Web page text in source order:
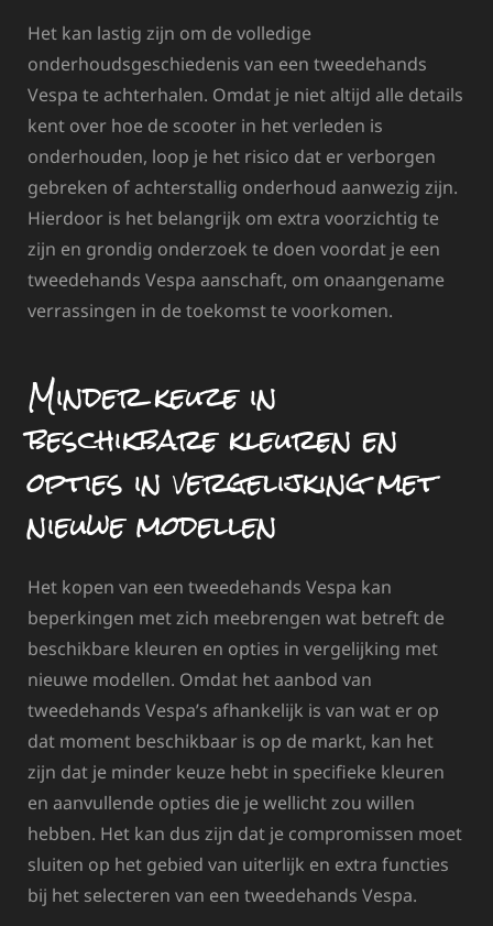
Het kan lastig zijn om de volledige
onderhoudsgeschiedenis van een tweedehands
Vespa te achterhalen. Omdat je niet altijd alle details
kent over hoe de scooter in het verleden is
onderhouden, loop je het risico dat er verborgen
gebreken of achterstallig onderhoud aanwezig zijn.
Hierdoor is het belangrijk om extra voorzichtig te
zijn en grondig onderzoek te doen voordat je een
tweedehands Vespa aanschaft, om onaangename
verrassingen in de toekomst te voorkomen.
Minder keuze in
beschikbare kleuren en
opties in vergelijking met
nieuwe modellen
Het kopen van een tweedehands Vespa kan
beperkingen met zich meebrengen wat betreft de
beschikbare kleuren en opties in vergelijking met
nieuwe modellen. Omdat het aanbod van
tweedehands Vespa’s afhankelijk is van wat er op
dat moment beschikbaar is op de markt, kan het
zijn dat je minder keuze hebt in specifieke kleuren
en aanvullende opties die je wellicht zou willen
hebben. Het kan dus zijn dat je compromissen moet
sluiten op het gebied van uiterlijk en extra functies
bij het selecteren van een tweedehands Vespa.